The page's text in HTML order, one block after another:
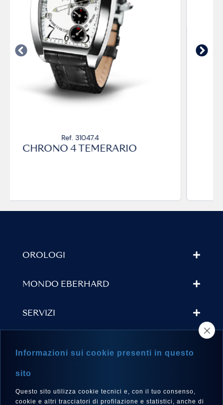
OROLOGI
MONDO EBERHARD
SERVIZI
Informazioni sui cookie presenti in questo
sito
Questo sito utilizza cookie tecnici e, con il tuo consenso,
cookie e altri tracciatori di profilazione e statistici, anche di